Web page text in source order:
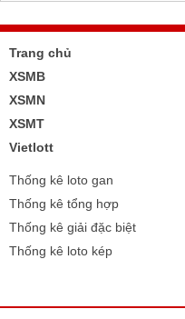
Trang chủ
XSMB
XSMN
XSMT
Vietlott
Thống kê loto gan
Thống kê tổng hợp
Thống kê giải đặc biệt
Thống kê loto kép